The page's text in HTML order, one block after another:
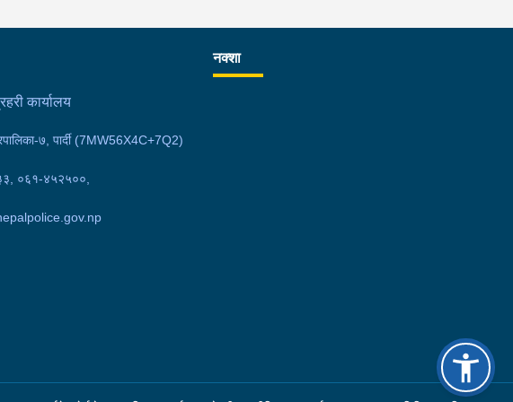
चालक
बर्ष ४० को
जि.प्र.का.म्याग्दीबाट खटिएको प्रहरी टोलीले नियन्त्रणमा
कार्यालय
७, पार्दी (7MW56X4C+7Q2)
०६१-४५२५००,
नक्शा